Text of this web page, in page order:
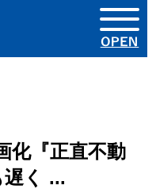
化『正直不動
く ...